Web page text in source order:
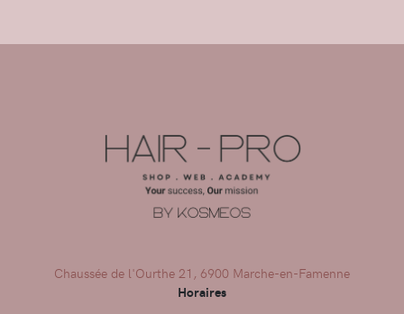
Chaussée de l'Ourthe 21, 6900 Marche-en-Famenne
Horaires